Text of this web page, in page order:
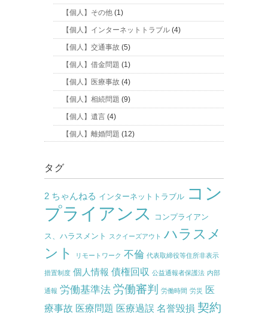
【個人】その他 (1)
【個人】インターネットトラブル (4)
【個人】交通事故 (5)
【個人】借金問題 (1)
【個人】医療事故 (4)
【個人】相続問題 (9)
【個人】遺言 (4)
【個人】離婚問題 (12)
タグ
2 ちゃんねる インターネットトラブル コン
プライアンス
コンプライアン
ス、ハラスメント スクイーズアウト ハラスメ
ント
リモートワーク 不倫 代表取締役等住所非表示
措置制度 個人情報 債権回収 公益通報者保護法 内部
通報 労働基準法 労働審判 労働時間 労災
医
療事故 医療問題 医療過誤 名誉毀損 契約